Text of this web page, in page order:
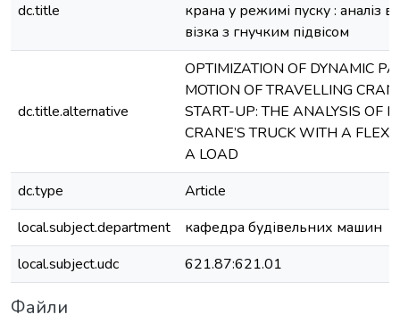
dc.title
крана у режимі пуску : аналіз
візка з гнучким підвісом
dc.title.alternative
OPTIMIZATION OF DYNAMIC
MOTION OF TRAVELLING
START-UP: THE ANALYSIS OF
CRANE’S TRUCK WITH A
A LOAD
dc.type
Article
local.subject.department
кафедра будівельних машин
local.subject.udc
621.87:621.01
Файли